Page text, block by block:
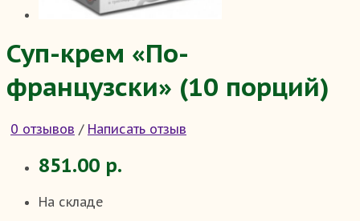
Суп-крем «По-
французски» (10 порций)
0 отзывов / Написать отзыв
851.00 р.
На складе